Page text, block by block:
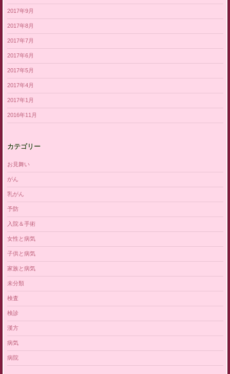
2017年9月
2017年8月
2017年7月
2017年6月
2017年5月
2017年4月
2017年1月
2016年11月
カテゴリー
お見舞い
がん
乳がん
予防
入院＆手術
女性と病気
子供と病気
家族と病気
未分類
検査
検診
漢方
病気
病院